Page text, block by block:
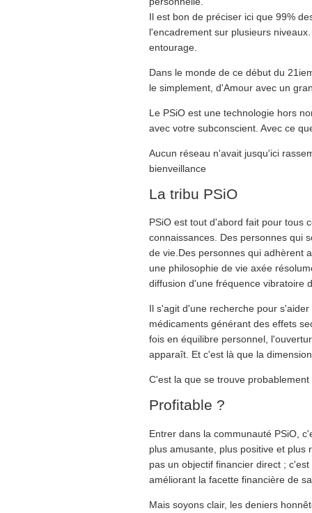
Il est bon de préciser ici que 99%
l'encadrement sur plusieurs
entourage.
Dans le monde de ce début du
le simplement, d'Amour avec un
Le PSiO est une technologie hors
avec votre subconscient. Avec ce
Aucun réseau n'avait jusqu'ici
bienveillance
La tribu PSiO
PSiO est tout d'abord fait pour tous
connaissances. Des personnes qui
de vie.Des personnes qui adhèrent
une philosophie de vie axée
diffusion d'une fréquence vibratoire
Il s'agit d'une recherche pour
médicaments générant des effets
fois en équilibre personnel,
apparaît. Et c'est là que la
C'est la que se trouve
Profitable ?
Entrer dans la communauté PSiO,
plus amusante, plus positive et
pas un objectif financier direct ;
améliorant la facette financière de
Mais soyons clair, les deniers